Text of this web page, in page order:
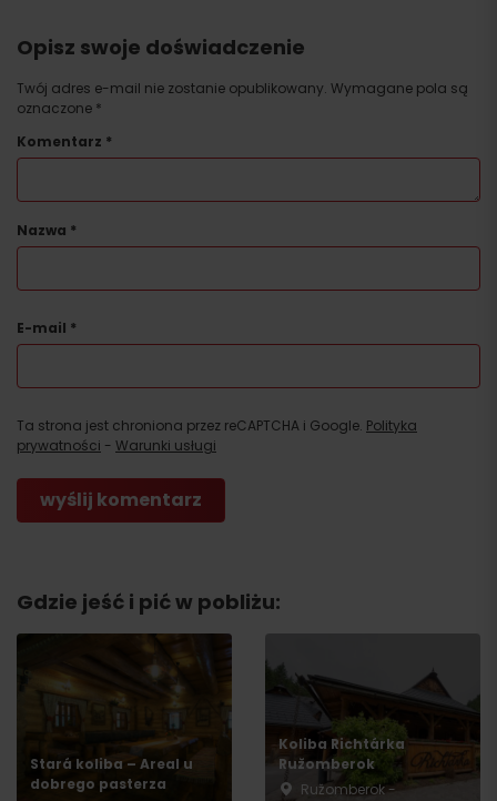
Opisz swoje doświadczenie
Twój adres e-mail nie zostanie opublikowany. Wymagane pola są
oznaczone *
Komentarz *
Nazwa *
E-mail *
Ta strona jest chroniona przez reCAPTCHA i Google. Polityka
prywatności - Warunki usługi
Gdzie jeść i pić w pobliżu:
Stará koliba – Areal u
dobrego pasterza
Koliba Richtárka
Ružomberok
Ružomberok -